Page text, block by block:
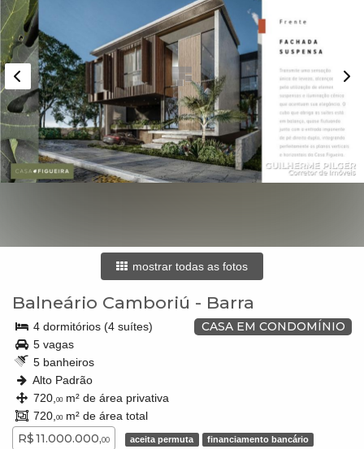
mostrar todas as fotos
Balneário Camboriú - Barra
CASA EM CONDOMÍNIO
4 dormitórios (4 suítes)
5 vagas
5 banheiros
Alto Padrão
720, 00m² de área privativa
720, 00m² de área total
R$ 11.000.000,00 aceita permuta financiamento bancário